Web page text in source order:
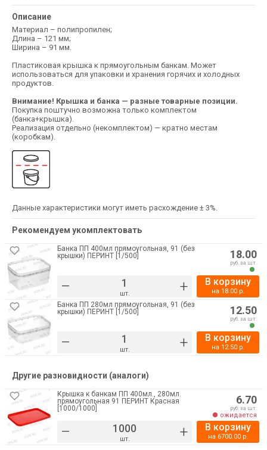
Описание
Материал – полипропилен;
Длина – 121 мм;
Ширина – 91 мм.
Пластиковая крышка к прямоугольным банкам. Может
использоваться для упаковки и хранения горячих и холодных
продуктов.
Внимание! Крышка и банка — разные товарные позиции.
Покупка поштучно возможна только комплектом
(банка+крышка).
Реализация отдельно (некомплектом) — кратно местам
(коробкам).
Данные характеристики могут иметь расхождение ± 3%.
Рекомендуем укомплектовать
Банка ПП 400мл прямоугольная, 91 (без
крышки) ПЕРИНТ [1/500]
– шт. +
18.00
руб. за шт.
В корзину
на 18.00р.
Банка ПП 280мл прямоугольная, 91 (без
крышки) ПЕРИНТ [1/500]
– шт. +
12.50
руб. за шт.
В корзину
на 12.50р.
Другие разновидности (аналоги)
Крышка к банкам ПП 400мл., 280мл.
прямоугольная 91 ПЕРИНТ Красная
[1000/1000]
– шт. +
6.70
руб. за шт.
ожидается
В корзину
на 6700.00р.